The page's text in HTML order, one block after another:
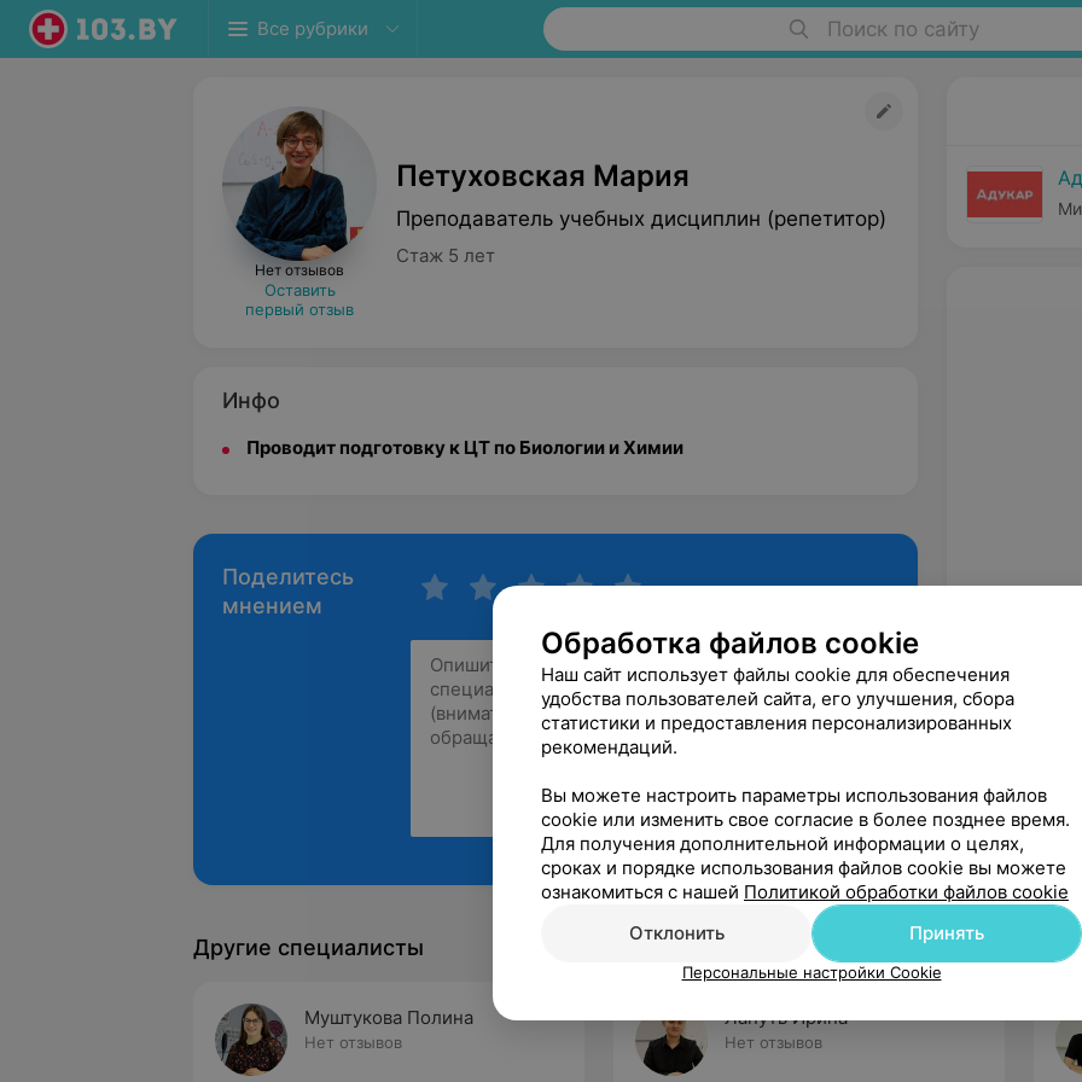
Все рубрики Поиск по сайту
Нет отзывов
Оставить
первый отзыв
Петуховская Мария
Преподаватель учебных дисциплин (репетитор)
Стаж 5 лет
Инфо
Проводит подготовку к ЦТ по Биологии и Химии
Поделитесь
мнением
Рекомендую
Другие специалисты
Муштукова Полина
Нет отзывов
Лапуть Ирина
Нет отзывов
Обработка файлов cookie
Наш сайт использует файлы cookie для обеспечения
удобства пользователей сайта, его улучшения, сбора
статистики и предоставления персонализированных
рекомендаций.
Вы можете настроить параметры использования файлов
cookie или изменить свое согласие в более позднее время.
Для получения дополнительной информации о целях,
сроках и порядке использования файлов cookie вы можете
ознакомиться с нашей Политикой обработки файлов cookie
Отклонить
Принять
Персональные настройки Cookie